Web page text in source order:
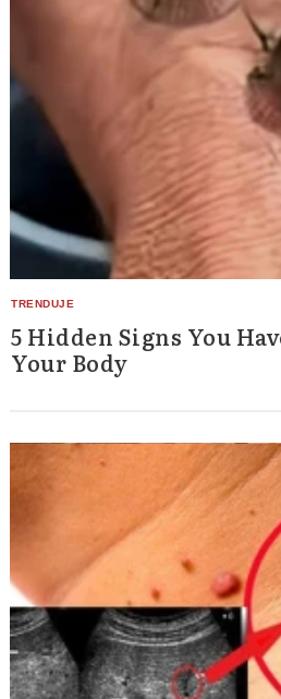
5 Hidden Signs You
Your Body